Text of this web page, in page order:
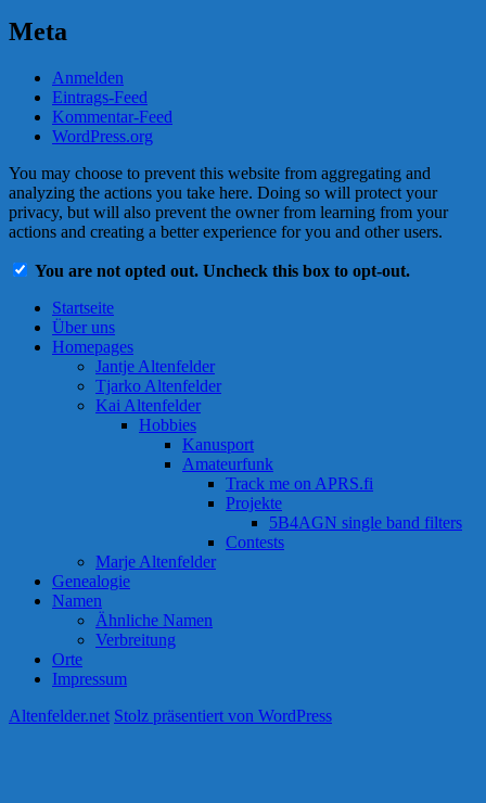
Meta
Anmelden
Eintrags-Feed
Kommentar-Feed
WordPress.org
You may choose to prevent this website from aggregating and
analyzing the actions you take here. Doing so will protect your
privacy, but will also prevent the owner from learning from your
actions and creating a better experience for you and other users.
You are not opted out. Uncheck this box to opt-out.
Startseite
Über uns
Homepages
Jantje Altenfelder
Tjarko Altenfelder
Kai Altenfelder
Hobbies
Kanusport
Amateurfunk
Track me on APRS.fi
Projekte
5B4AGN single band filters
Contests
Marje Altenfelder
Genealogie
Namen
Ähnliche Namen
Verbreitung
Orte
Impressum
Altenfelder.net Stolz präsentiert von WordPress